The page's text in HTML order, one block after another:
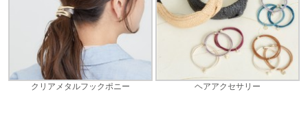
クリアメタルフックポニー ヘアアクセサリー